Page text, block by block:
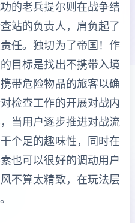
的老兵提尔则在战争结
站的负责人，肩负起了
任。独切为了帝国！作
目标是找出不携带入境
带危险物品的旅客以确
检查工作的开展对战内
当用户逐步推进对战流
个足的趣味性，同时在
也可以很好的调动用户
不算太精致，在玩法层